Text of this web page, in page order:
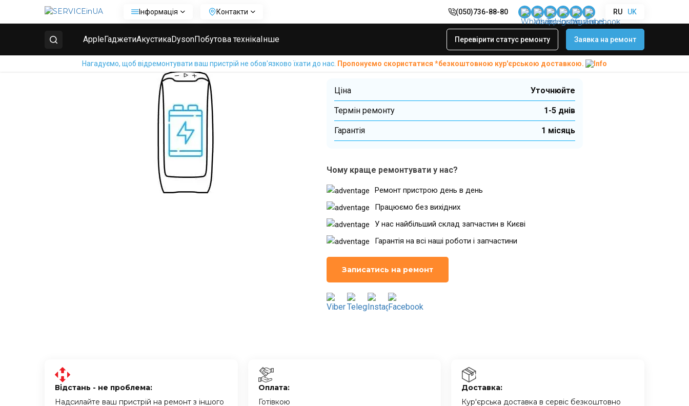
Інформація Контакти (050)736-88-80 RU UK
AppleГаджетиАкустикаDysonПобутова технікаІнше Перевірити статус ремонту Заявка на ремонт
Нагадуємо, щоб відремонтувати ваш пристрій не обов'язково їхати до нас. Пропонуємо скористатися *безкоштовною кур'єрською доставкою.
Головна Ремонт колонок Bose SoundLink Color II Ремонт акумулятора колонок Bose SoundLink Color II
Ремонт акумулятора колонок
Bose SoundLink Color II
Ціна Уточнюйте
Термін ремонту 1-5 днів
Гарантiя 1 місяць
Чому краще ремонтувати у нас?
Ремонт пристрою день в день
Працюємо без вихідних
У нас найбільший склад запчастин в Києві
Гарантія на всі наші роботи і запчастини
Записатись на ремонт
Відстань - не проблема:
Надсилайте ваш пристрій на ремонт з іншого
Оплата:
Готівкою
Доставка:
Кур'єрська доставка в сервіс безкоштовно